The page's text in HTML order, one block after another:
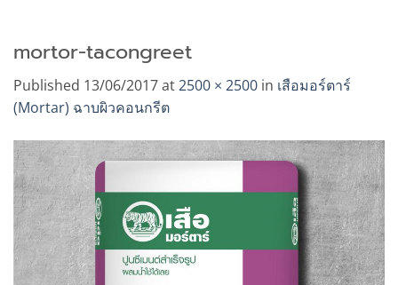
mortor-tacongreet
Published 13/06/2017at2500 × 2500 in เสือมอร์ตาร์
(Mortar) ฉาบผิวคอนกรีต